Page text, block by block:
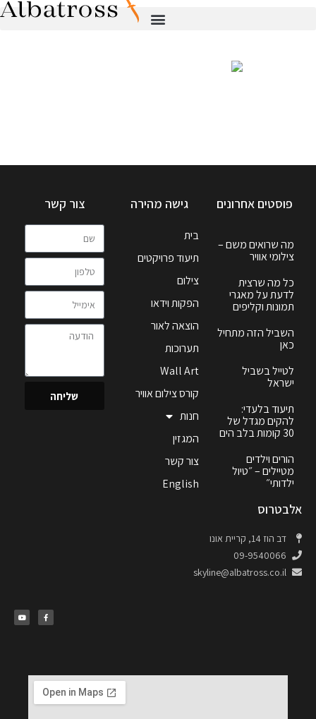
פוסטים אחרונים
מה שרואים משם –
צילומי אוויר
כל מה שרצית
לדעת על מאגרי
תמונות וקליפים
השביל הזה מתחיל
כאן
לטייל בשביל
ישראל
תיעוד בלעדי:
להקים מגדל של
30 קומות בלב הים
הורים וילדים
מטיילים – ״טיול
ילדותי״
גישה מהירה
בית
תיעוד פרויקטים
צילום
הפקות וידאו
הוצאה לאור
תערוכות
Wall Art
קורס צילום אוויר
חנות
המגזין
צור קשר
English
צור קשר
שליחה
אלבטרוס
דב הוז 14, קריית אונו
09-9540066
skyline@albatross.co.il